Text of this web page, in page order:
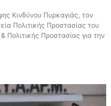
Κινδύνου Πυρκαγιάς, τον
Πολιτικής Προστασίας του
Πολιτικής Προστασίας για την